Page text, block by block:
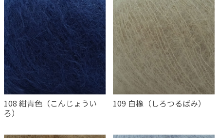
108 紺青色（こんじょうい
ろ）
109 白橡（しろつるばみ）